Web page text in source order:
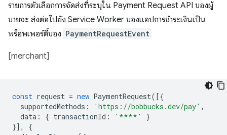
รายการตัวเลือกการจัดส่งที่ระบุใน Payment Request API ของผู้
ขายจะ ส่งต่อไปยัง Service Worker ของแอปการชำระเงินเป็น
พร็อพเพอร์ตี้ของ PaymentRequestEvent
[merchant]
const request = new PaymentRequest([{
supportedMethods : 'https://bobbucks.dev/pay' ,
data : { transactionId : '****'
}
}],
{